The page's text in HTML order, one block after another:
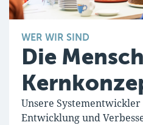
WER WIR SIND
Die
Unsere
Entwicklung und